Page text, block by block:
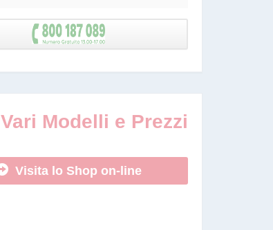
Vari Modelli e Prezzi
Visita lo Shop on-line